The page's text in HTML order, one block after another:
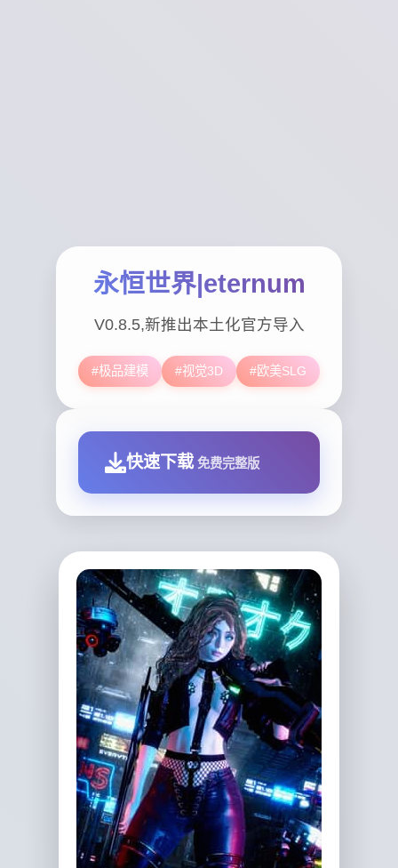
永恒世界|eternum
V0.8.5,新推出本土化官方导入
#极品建模 #视觉3D #欧美SLG
快速下载 免费完整版